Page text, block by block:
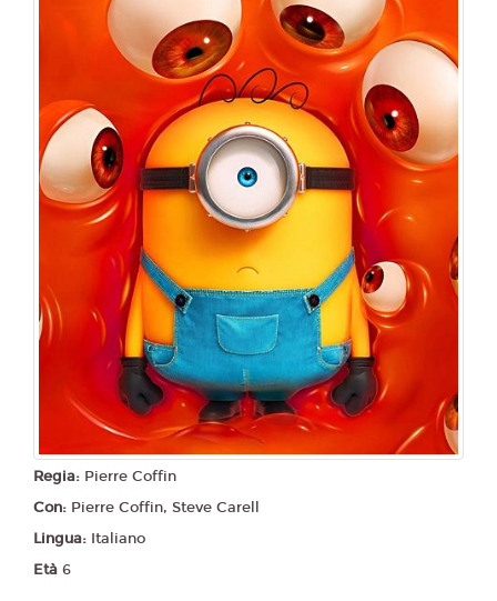
Regia: Pierre Coffin
Con: Pierre Coffin, Steve Carell
Lingua: Italiano
Età 6